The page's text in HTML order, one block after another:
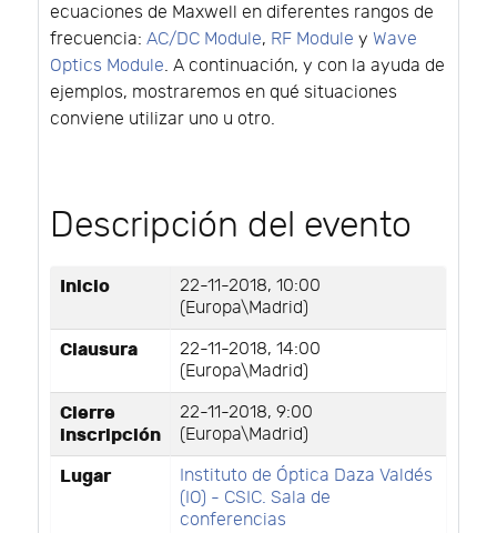
ecuaciones de Maxwell en diferentes rangos de
frecuencia: AC/DC Module, RF Module y Wave
Optics Module. A continuación, y con la ayuda de
ejemplos, mostraremos en qué situaciones
conviene utilizar uno u otro.
Descripción del evento
Inicio
22-11-2018, 10:00
(Europa\Madrid)
Clausura
22-11-2018, 14:00
(Europa\Madrid)
Cierre
inscripción
22-11-2018, 9:00
(Europa\Madrid)
Lugar
Instituto de Óptica Daza Valdés
(IO) - CSIC. Sala de
conferencias